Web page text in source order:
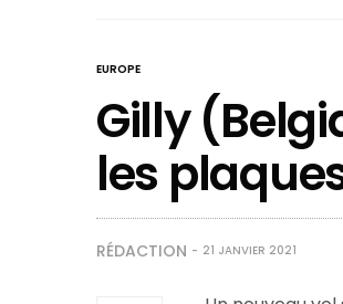
EUROPE
Gilly
les
RÉDACTION 21 JANVIER 2021